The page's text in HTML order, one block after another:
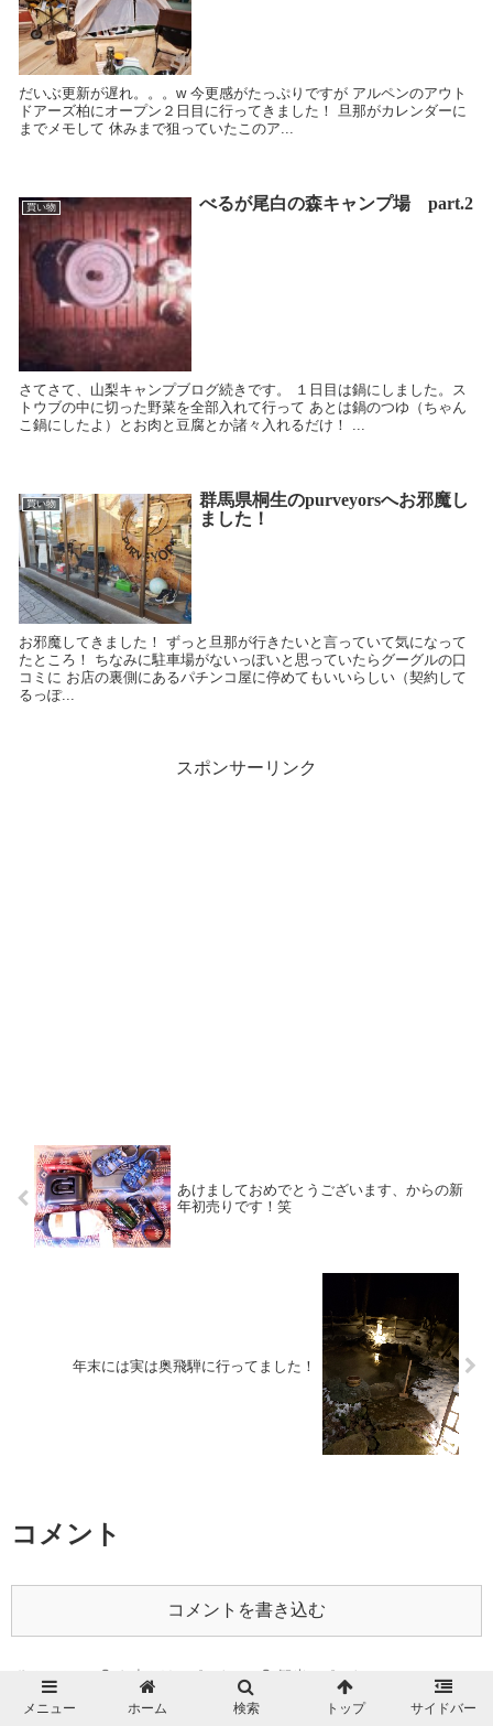
だいぶ更新が遅れ。。。w 今更感がたっぷりですが アルペンのアウト
ドアーズ柏にオープン２日目に行ってきました！ 旦那がカレンダーに
までメモして 休みまで狙っていたこのア...
買い物 べるが尾白の森キャンプ場 part.2
さてさて、山梨キャンプブログ続きです。 １日目は鍋にしました。ス
トウブの中に切った野菜を全部入れて行って あとは鍋のつゆ（ちゃん
こ鍋にしたよ）とお肉と豆腐とか諸々入れるだけ！ ...
買い物
群馬県桐生のpurveyorsへお邪魔し
ました！
お邪魔してきました！ ずっと旦那が行きたいと言っていて気になって
たところ！ ちなみに駐車場がないっぽいと思っていたらグーグルの口
コミに お店の裏側にあるパチンコ屋に停めてもいいらしい（契約して
るっぽ...
スポンサーリンク
あけましておめでとうございます、からの新
年初売りです！笑
年末には実は奥飛騨に行ってました！
コメント
コメントを書き込む
ホーム お出かけスポット 観光スポット
メニュー ホーム 検索 トップ サイドバー